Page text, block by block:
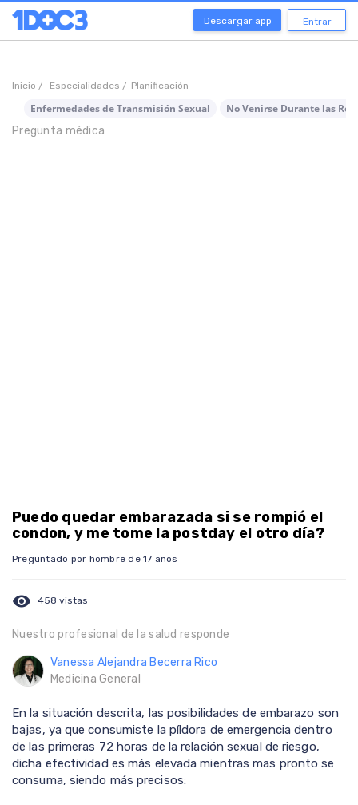
Descargar app Entrar
Inicio / Especialidades / Planificación
Enfermedades de Transmisión Sexual
No Venirse Durante las
Pregunta médica
Puedo quedar embarazada si se rompió el
condon, y me tome la postday el otro día?
Preguntado por hombre de 17 años
visibility 458 vistas
Nuestro profesional de la salud responde
Vanessa Alejandra Becerra Rico
Medicina General
En la situación descrita, las posibilidades de embarazo son
bajas, ya que consumiste la píldora de emergencia dentro
de las primeras 72 horas de la relación sexual de riesgo,
dicha efectividad es más elevada mientras mas pronto se
consuma, siendo más precisos: